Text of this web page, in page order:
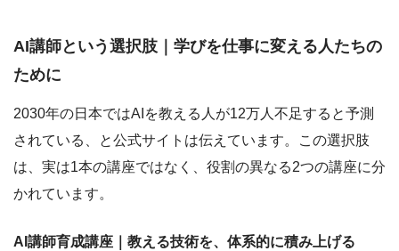
AI講師という選択肢｜学びを仕事に変える人たちの
ために
2030年の日本ではAIを教える人が12万人不足すると予測
されている、と公式サイトは伝えています。この選択肢
は、実は1本の講座ではなく、役割の異なる2つの講座に分
かれています。
AI講師育成講座｜教える技術を、体系的に積み上げる